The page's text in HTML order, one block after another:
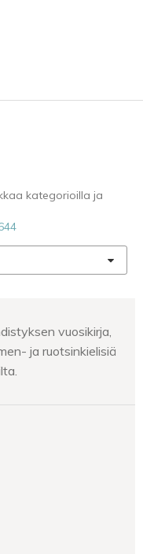
kategorioilla ja
vuosikirja,
ja ruotsinkielisiä